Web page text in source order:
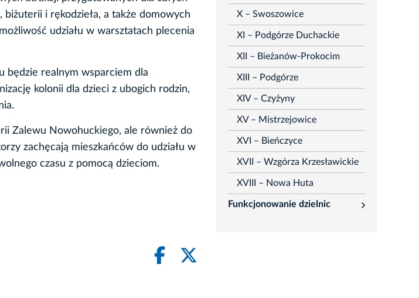
biżuterii i rękodzieła, a także domowych
udziału w warsztatach plecenia
będzie realnym wsparciem dla
kolonii dla dzieci z ubogich rodzin,
Zalewu Nowohuckiego, ale również do
zachęcają mieszkańców do udziału w
czasu z pomocą dzieciom.
X – Swoszowice
XI – Podgórze Duchackie
XII – Bieżanów-Prokocim
XIII – Podgórze
XIV – Czyżyny
XV – Mistrzejowice
XVI – Bieńczyce
XVII – Wzgórza Krzesławickie
XVIII – Nowa Huta
Funkcjonowanie dzielnic
rozwiń